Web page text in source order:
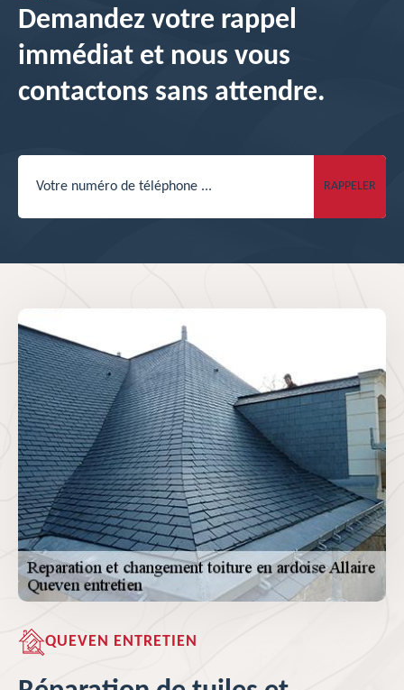
Demandez votre rappel
immédiat et nous vous
contactons sans attendre.
QUEVEN ENTRETIEN